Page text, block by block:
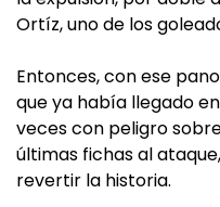
Ortíz, uno de los
Entonces, con ese
que ya había llegado
veces con peligro
últimas fichas al
revertir la historia.